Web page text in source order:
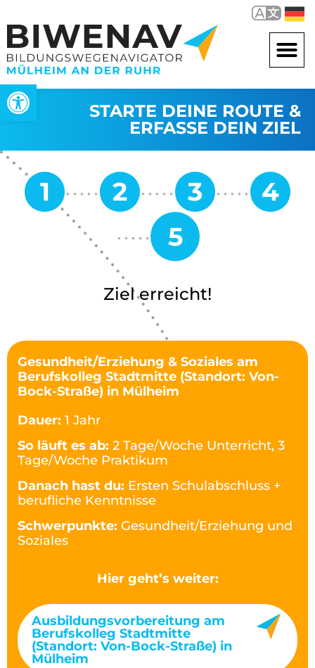
Open toolbar
STARTE DEINE ROUTE &
ERFASSE DEIN ZIEL
Ziel erreicht!
Gesundheit/Erziehung & Soziales am
Berufskolleg Stadtmitte (Standort: Von-
Bock-Straße) in Mülheim
Dauer: 1 Jahr
So läuft es ab: 2 Tage/Woche Unterricht, 3
Tage/Woche Praktikum
Danach hast du: Ersten Schulabschluss +
berufliche Kenntnisse
Schwerpunkte: Gesundheit/Erziehung und
Soziales
Hier geht’s weiter:
Ausbildungsvorbereitung am
Berufskolleg Stadtmitte
(Standort: Von-Bock-Straße) in
Mülheim